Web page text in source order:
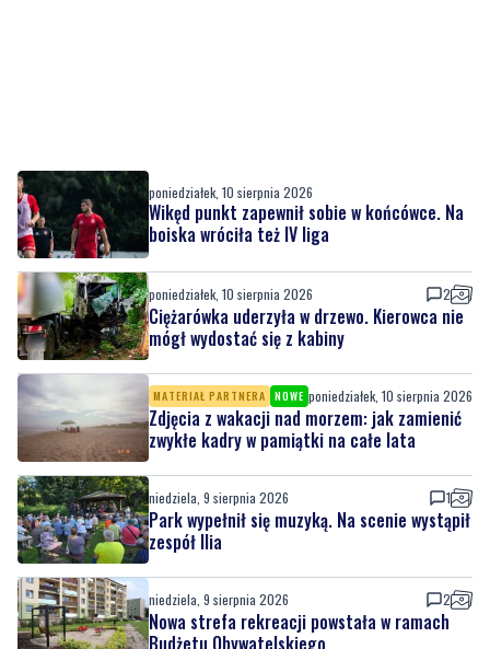
poniedziałek, 10 sierpnia 2026
Wikęd punkt zapewnił sobie w końcówce. Na
boiska wróciła też IV liga
poniedziałek, 10 sierpnia 2026 2
Ciężarówka uderzyła w drzewo. Kierowca nie
mógł wydostać się z kabiny
MATERIAŁ PARTNERA NOWE poniedziałek, 10 sierpnia 2026
Zdjęcia z wakacji nad morzem: jak zamienić
zwykłe kadry w pamiątki na całe lata
niedziela, 9 sierpnia 2026 1
Park wypełnił się muzyką. Na scenie wystąpił
zespół Ilia
niedziela, 9 sierpnia 2026 2
Nowa strefa rekreacji powstała w ramach